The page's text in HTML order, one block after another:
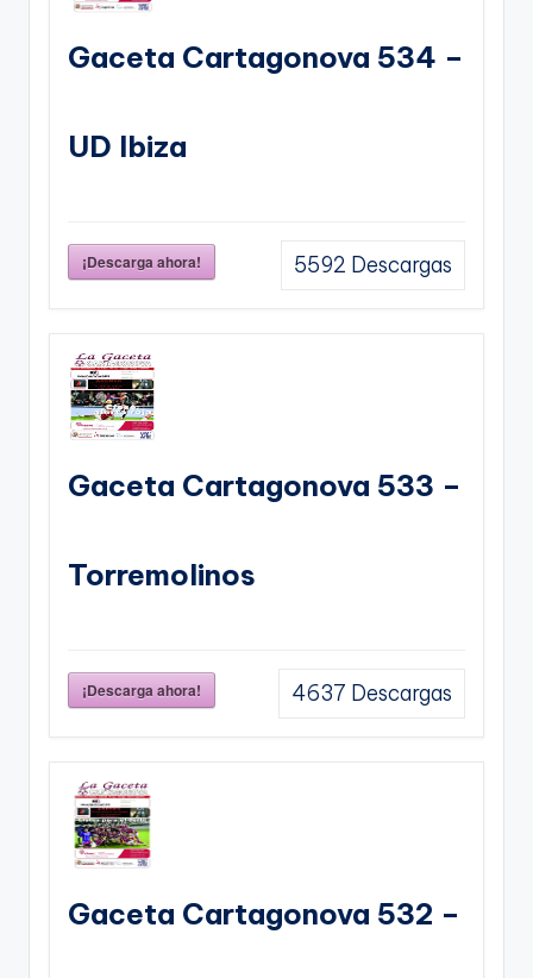
Gaceta Cartagonova 534 –
UD Ibiza
¡Descarga ahora! 5592 Descargas
Gaceta Cartagonova 533 –
Torremolinos
¡Descarga ahora! 4637 Descargas
Gaceta Cartagonova 532 –